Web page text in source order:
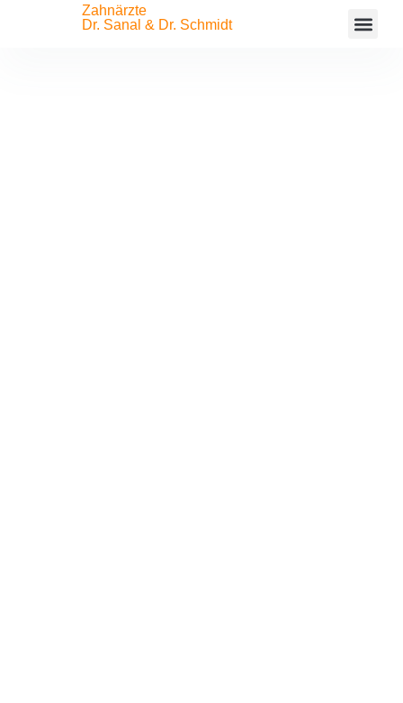
Zahnärzte
Dr. Sanal & Dr. Schmidt